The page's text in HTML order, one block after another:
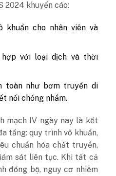
2024 khuyến cáo:
khuẩn cho nhân viên và
hợp với loại dịch và thời
toàn như bơm truyền di
nối chống nhầm.
mạch IV ngày nay là kết
tầng: quy trình vô khuẩn,
chuẩn hóa chất truyền,
sát liên tục. Khi tất cả
đồng bộ, nguy cơ nhiễm